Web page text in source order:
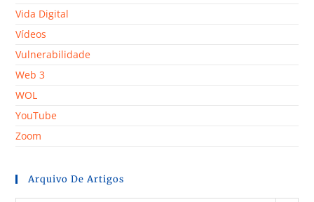
Vida Digital
Vídeos
Vulnerabilidade
Web 3
WOL
YouTube
Zoom
Arquivo De Artigos